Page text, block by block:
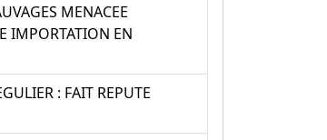
MENACEE
IMPORTATION EN
: FAIT REPUTE